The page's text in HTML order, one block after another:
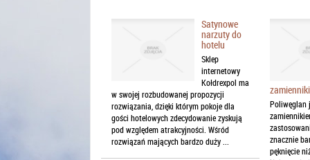
Satynowe
narzuty do
hotelu
Sklep
internetowy
Kołdrexpol ma
w swojej rozbudowanej propozycji
rozwiązania, dzięki którym pokoje dla
gości hotelowych zdecydowanie zyskują
pod względem atrakcyjności. Wśród
rozwiązań mających bardzo duży ...
Poliwęglan
znacznie
pęknięcie